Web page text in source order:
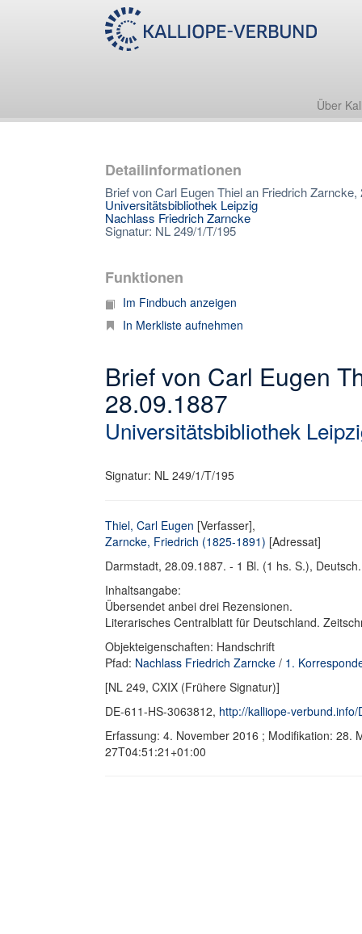
Über
Detailinformationen
Brief von Carl Eugen Thiel an Friedrich Zarncke,
Universitätsbibliothek Leipzig
Nachlass Friedrich Zarncke
Signatur: NL 249/1/T/195
Funktionen
Im Findbuch anzeigen
In Merkliste aufnehmen
Brief von Carl Eugen
28.09.1887
Universitätsbibliothek
Signatur: NL 249/1/T/195
Thiel, Carl Eugen [Verfasser],
Zarncke, Friedrich (1825-1891) [Adressat]
Darmstadt, 28.09.1887. - 1 Bl. (1 hs. S.),
Inhaltsangabe:
Übersendet anbei drei Rezensionen.
Literarisches Centralblatt für Deutschland.
Objekteigenschaften: Handschrift
Pfad: Nachlass Friedrich Zarncke / 1.
[NL 249, CXIX (Frühere Signatur)]
DE-611-HS-3063812, http://kalliope-
Erfassung: 4. November 2016 ; Modifikation: 28.
27T04:51:21+01:00